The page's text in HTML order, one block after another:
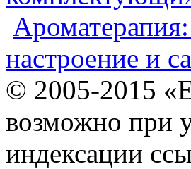
настроение и
© 2005-2015
возможно при
индексации